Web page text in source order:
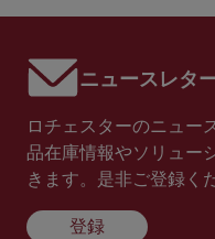
ニュースレタ
ロチェスターのニュー
品在庫情報やソリュー
きます。是非ご登録く
登録